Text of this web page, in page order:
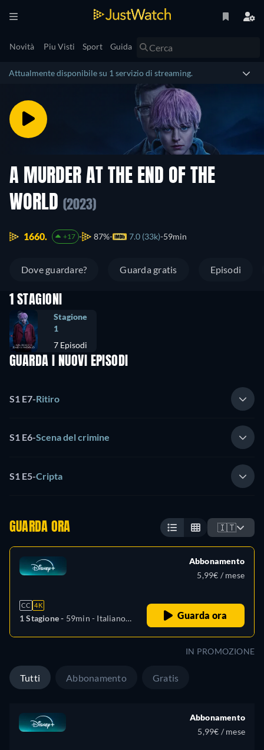
Novità Piu Visti Sport Guida
Attualmente disponibile su 1 servizio di streaming.
A MURDER AT THE END OF THE
WORLD (2023)
1660. +17 87% 7.0 (33k) 59min
Dove guardare? Guarda gratis Episodi
1 STAGIONI
Stagione
1
7 Episodi
GUARDA I NUOVI EPISODI
S1 E7-Ritiro
S1 E6-Scena del crimine
S1 E5-Cripta
GUARDA ORA 🇮🇹
CC 4K
1 Stagione - 59min - Italiano,
(Brasile)
Abbonamento
5,99€ / mese
Guarda ora
IN PROMOZIONE
Tutti Abbonamento Gratis
Abbonamento
5,99€ / mese